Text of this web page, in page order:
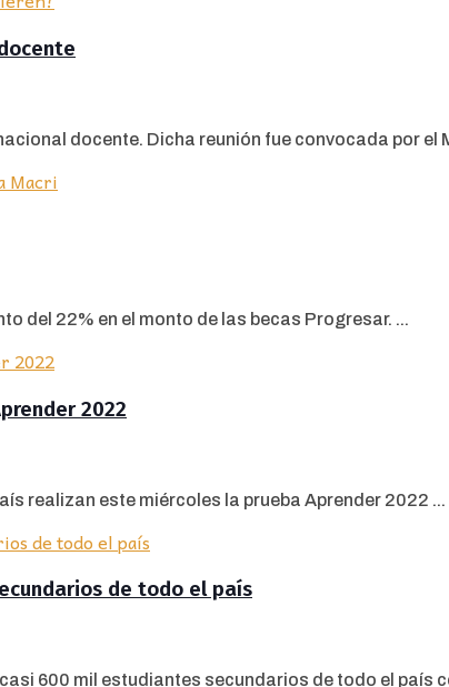
docente. Dicha reunión fue convocada por el
del 22% en el monto de las becas Progresar. ...
2022
realizan este miércoles la prueba Aprender 2022 ...
de todo el país
600 mil estudiantes secundarios de todo el país